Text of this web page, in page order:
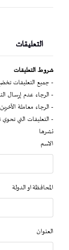
التعليقات
شروط التعليقات
- جميع التعليقات
- الرجاء عدم إرسال
- الرجاء معاملة
- التعليقات التي
نشرها
الاسم
المحافظة او الدولة
العنوان